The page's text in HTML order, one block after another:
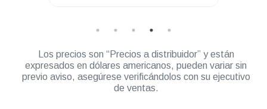
Los precios son “Precios a distribuidor” y están
expresados en dólares americanos, pueden variar sin
previo aviso, asegúrese verificándolos con su ejecutivo
de ventas.